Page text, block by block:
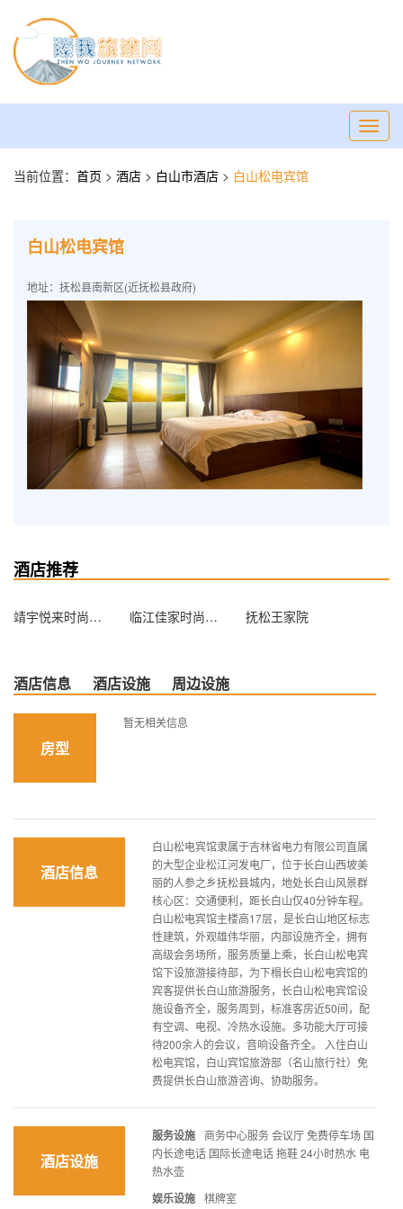
当前位置： 首页 > 酒店 > 白山市酒店 > 白山松电宾馆
白山松电宾馆
地址：抚松县南新区(近抚松县政府)
酒店推荐
靖宇悦来时尚商务宾馆 临江佳家时尚宾馆 抚松王家院
酒店信息 酒店设施 周边设施
房型
暂无相关信息
酒店信息
白山松电宾馆隶属于吉林省电力有限公司直属
的大型企业松江河发电厂，位于长白山西坡美
丽的人参之乡抚松县城内，地处长白山风景群
核心区：交通便利，距长白山仅40分钟车程。
白山松电宾馆主楼高17层，是长白山地区标志
性建筑，外观雄伟华丽，内部设施齐全，拥有
高级会务场所，服务质量上乘，长白山松电宾
馆下设旅游接待部，为下榻长白山松电宾馆的
宾客提供长白山旅游服务，长白山松电宾馆设
施设备齐全，服务周到，标准客房近50间，配
有空调、电视、冷热水设施。多功能大厅可接
待200余人的会议，音响设备齐全。 入住白山
松电宾馆，白山宾馆旅游部（名山旅行社）免
费提供长白山旅游咨询、协助服务。
酒店设施
服务设施 商务中心服务 会议厅 免费停车场 国
内长途电话 国际长途电话 拖鞋 24小时热水 电
热水壶
娱乐设施 棋牌室